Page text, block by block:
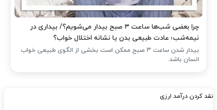
چرا بعضی شب‌ها ساعت ۳ صبح بیدار می‌شویم؟/ بیداری در
نیمه‌شب؛ عادت طبیعی بدن یا نشانه اختلال خواب؟
بیدار شدن ساعت ۳ صبح ممکن است بخشی از الگوی طبیعی خواب
انسان باشد.
نقد کردن درآمد ارزی